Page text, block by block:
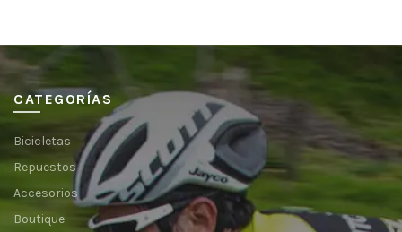
CATEGORÍAS
Bicicletas
Repuestos
Accesorios
Boutique